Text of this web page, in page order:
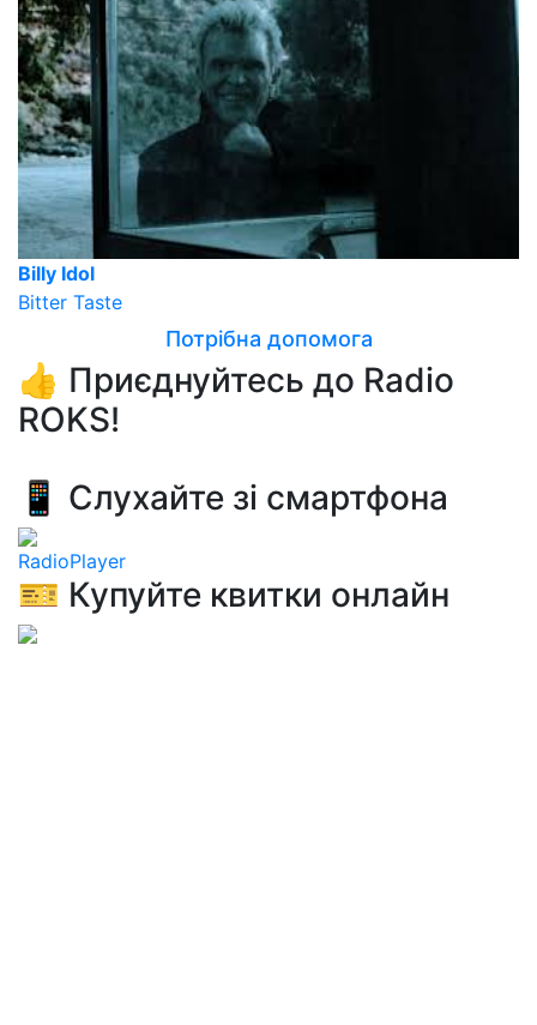
Billy Idol
Bitter Taste
Потрібна допомога
👍 Приєднуйтесь до Radio
ROKS!
📱 Слухайте зі смартфона
RadioPlayer
🎫 Купуйте квитки онлайн